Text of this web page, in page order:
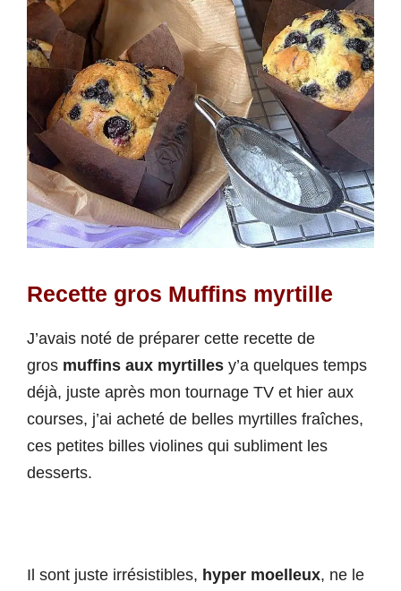
Recette gros Muffins myrtille
J’avais noté de préparer cette recette de
gros muffins aux myrtilles y’a quelques temps
déjà, juste après mon tournage TV et hier aux
courses, j’ai acheté de belles myrtilles fraîches,
ces petites billes violines qui subliment les
desserts.
Il sont juste irrésistibles, hyper moelleux, ne le